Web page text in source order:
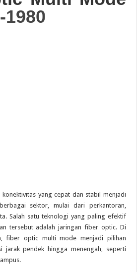
en Ligne pour 2026: Top Casino
1980
yang cepat dan stabil menjadi
sektor, mulai dari perkantoran,
Salah satu teknologi yang paling efektif
tersebut adalah jaringan fiber optic. Di
fiber optic multi mode menjadi pilihan
jarak pendek hingga menengah, seperti